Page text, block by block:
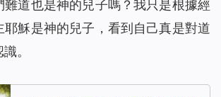
難道也是神的兒子嗎？我只是根據經
耶穌是神的兒子，看到自己真是對道
。